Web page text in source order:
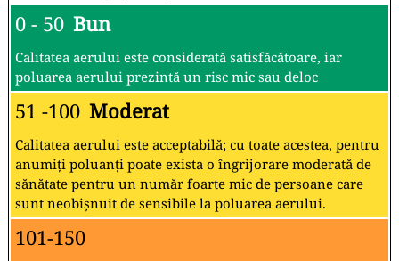
0 - 50 Bun
Calitatea aerului este considerată satisfăcătoare, iar
poluarea aerului prezintă un risc mic sau deloc
51 -100 Moderat
Calitatea aerului este acceptabilă; cu toate acestea, pentru
anumiți poluanți poate exista o îngrijorare moderată de
sănătate pentru un număr foarte mic de persoane care
sunt neobișnuit de sensibile la poluarea aerului.
101-150